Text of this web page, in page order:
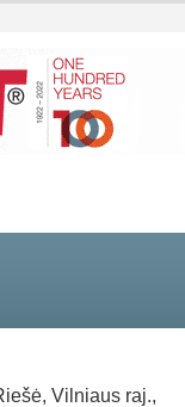
Vilniaus raj.,